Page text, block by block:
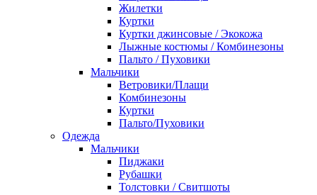
Жилетки
Куртки
Куртки джинсовые / Экокожа
Лыжные костюмы / Комбинезоны
Пальто / Пуховики
Мальчики
Ветровики/Плащи
Комбинезоны
Куртки
Пальто/Пуховики
Одежда
Мальчики
Пиджаки
Рубашки
Толстовки / Свитшоты